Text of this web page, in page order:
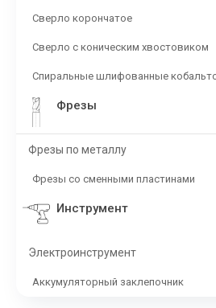
Сверло корончатое
Сверло с коническим хвостовиком
Спиральные шлифованные
Фрезы
Фрезы по металлу
Фрезы со сменными пластинами
Инструмент
Электроинструмент
Аккумуляторный заклепочник